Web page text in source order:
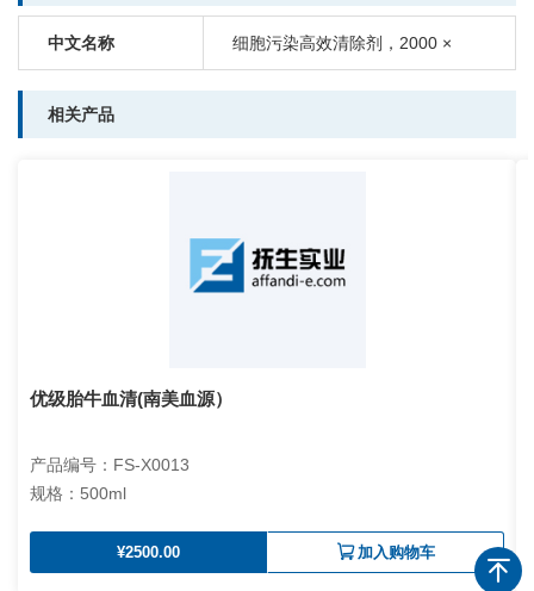
中文名称 细胞污染高效清除剂，2000 ×
相关产品
优级胎牛血清(南美血源）
产品编号：FS-X0013
规格：500ml
¥2500.00 加入购物车